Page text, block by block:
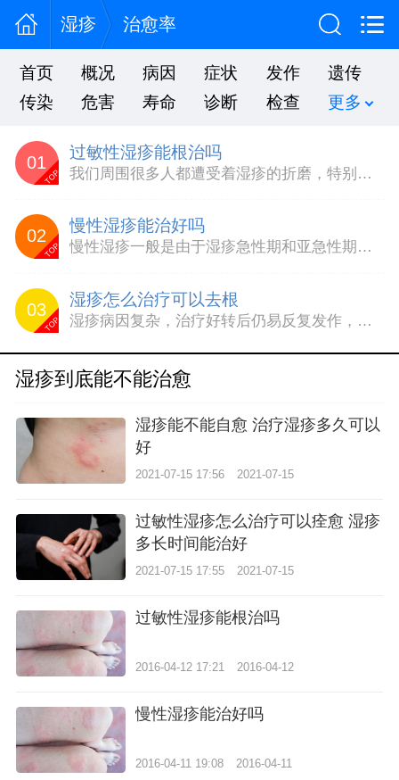
湿疹 治愈率
首页 概况 病因 症状 发作
遗传
传染
危害 寿命 诊断 检查 更多
01
TOP
过敏性湿疹能根治吗
我们周围很多人都遭受着湿疹的折磨，特别是过敏性湿疹，像湿疹这种病情，类型很多，治疗起来也很难，那么过敏性湿疹能根治吗？要想彻底治好过敏性湿疹，还是要去医院检查治疗，对于湿疹的治疗，很多患者都想知道得了过敏性湿疹怎么治疗，一起看看以下介绍。外用药物局部治疗过敏性湿疹。使用如皮康霜、皮炎平、肤乐乳膏等类固醇软膏或者肤尔舒酊、皮炎宁酊、乐肤液等皮质类固醇酊剂和水剂...
02
TOP
慢性湿疹能治好吗
慢性湿疹一般是由于湿疹急性期和亚急性期不重视，不及时科学的治疗所导致的慢性皮肤病，治疗慢性湿疹是很困难的，如果单纯外搽或是单纯口服治疗慢性湿疹其治疗效果都不会理想，不论是中医中药还是西药都讲究对症，只有对症才能彻底根治湿疹，那么慢性湿疹能治好吗？西药治疗慢性湿疹，应当尽量避免激素药物治疗，以免产生副作用，给您带来不必要的烦恼。西药对慢性湿疹治疗应注意止痒抗过...
03
TOP
湿疹怎么治疗可以去根
湿疹病因复杂，治疗好转后仍易反复发作，难根治。对症方能采取相应的对策或者有效的治疗方案对所患的病症进行行之有效的治疗，一下就让我们一起跟随专家的步伐，了解一下湿疹怎么治疗可以去根。如果病因简单，一般来说是比较容易治疗和根除的，但是湿疹病因复杂，造成这种疾病的原因往往不是单纯的内部或者外部，而是两者相互作用的结果。病人本身的生理环境失调造成慢性消化系统疾病，病...
湿疹到底能不能治愈
湿疹能不能自愈 治疗湿疹多久可以
好
2021-07-15 17:56 2021-07-15
过敏性湿疹怎么治疗可以痊愈 湿疹
多长时间能治好
2021-07-15 17:55 2021-07-15
过敏性湿疹能根治吗
2016-04-12 17:21 2016-04-12
慢性湿疹能治好吗
2016-04-11 19:08 2016-04-11